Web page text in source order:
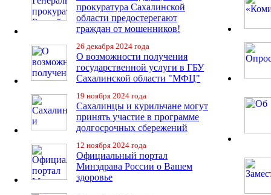
прокуратура Сахалинской
области предостерегают
граждан от мошенников!
26 декабря 2024 года
О возможности получения
государственной услуги в ГБУ
Сахалинской области "МФЦ"
19 ноября 2024 года
Сахалинцы и курильчане могут
принять участие в программе
долгосрочных сбережений
12 ноября 2024 года
Официальный портал
Минздрава России о Вашем
здоровье